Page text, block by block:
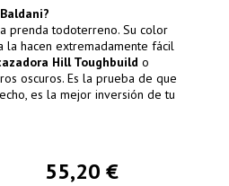
prenda todoterreno. Su color
la hacen extremadamente fácil
Hill Toughbuild o
oscuros. Es la prueba de que
es la mejor inversión de tu
55,20 €